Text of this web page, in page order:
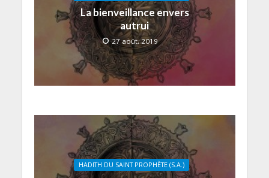
La bienveillance envers
autrui
27 août, 2019
HADITH DU SAINT PROPHÈTE (S.A.)